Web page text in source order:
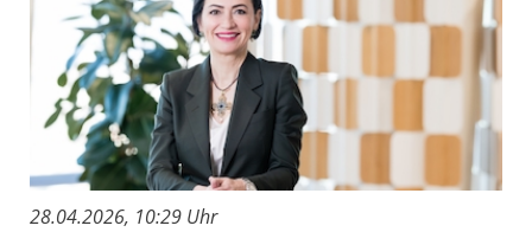
28.04.2026, 10:29 Uhr